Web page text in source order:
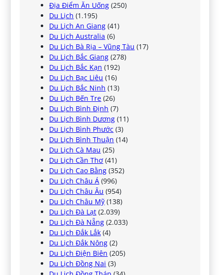
Địa Điểm Ăn Uống (250)
Du Lịch (1.195)
Du Lịch An Giang (41)
Du Lịch Australia (6)
Du Lịch Bà Rịa – Vũng Tàu (17)
Du Lịch Bắc Giang (278)
Du Lịch Bắc Kạn (192)
Du Lịch Bạc Liêu (16)
Du Lịch Bắc Ninh (13)
Du Lịch Bến Tre (26)
Du Lịch Bình Định (7)
Du Lịch Bình Dương (11)
Du Lịch Bình Phước (3)
Du Lịch Bình Thuận (14)
Du Lịch Cà Mau (25)
Du Lịch Cần Thơ (41)
Du Lịch Cao Bằng (352)
Du Lịch Châu Á (996)
Du Lịch Châu Âu (954)
Du Lịch Châu Mỹ (138)
Du Lịch Đà Lạt (2.039)
Du Lịch Đà Nẵng (2.033)
Du Lịch Đắk Lắk (4)
Du Lịch Đắk Nông (2)
Du Lịch Điện Biên (205)
Du Lịch Đồng Nai (3)